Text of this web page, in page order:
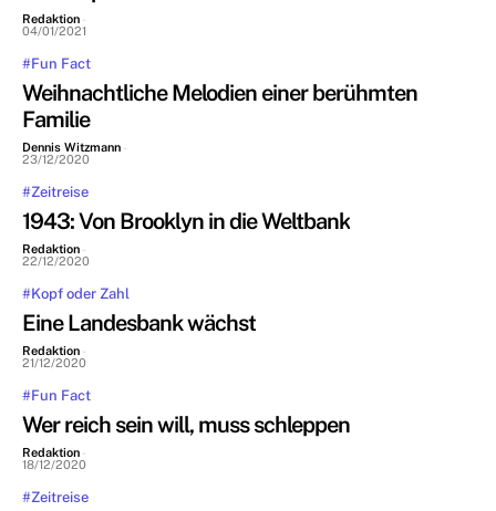
Redaktion -
04/01/2021
#Fun Fact
Weihnachtliche Melodien einer berühmten
Familie
Dennis Witzmann -
23/12/2020
#Zeitreise
1943: Von Brooklyn in die Weltbank
Redaktion -
22/12/2020
#Kopf oder Zahl
Eine Landesbank wächst
Redaktion -
21/12/2020
#Fun Fact
Wer reich sein will, muss schleppen
Redaktion -
18/12/2020
#Zeitreise